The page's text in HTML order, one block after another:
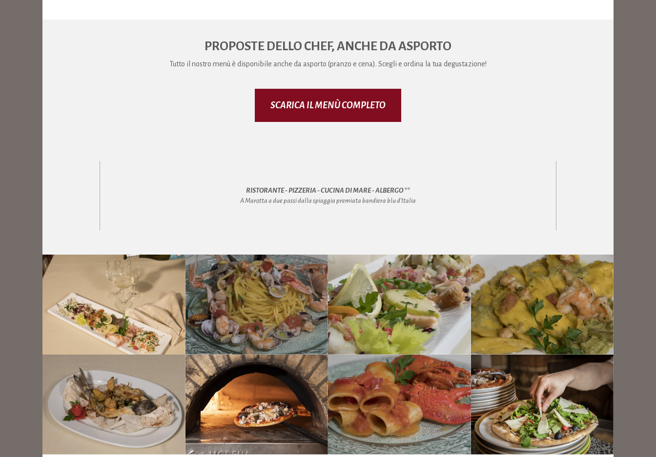
PROPOSTE DELLO CHEF, ANCHE DA ASPORTO
Tutto il nostro menù è disponibile anche da asporto (pranzo e cena). Scegli e ordina la tua degustazione!
SCARICA IL MENÙ COMPLETO
RISTORANTE - PIZZERIA - CUCINA DI MARE - ALBERGO **
A Marotta a due passi dalla spiaggia premiata bandiera blu d’Italia